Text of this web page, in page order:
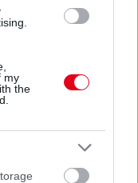
my
the